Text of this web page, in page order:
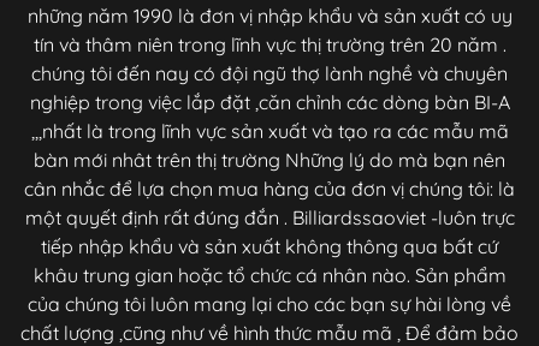
những năm 1990 là đơn vị nhập khẩu và sản xuất có uy
tín và thâm niên trong lĩnh vực thị trường trên 20 năm .
chúng tôi đến nay có đội ngũ thợ lành nghề và chuyên
nghiệp trong việc lắp đặt ,căn chỉnh các dòng bàn BI-A
,,,nhất là trong lĩnh vực sản xuất và tạo ra các mẫu mã
bàn mới nhât trên thị trường Những lý do mà bạn nên
cân nhắc để lựa chọn mua hàng của đơn vị chúng tôi: là
một quyết định rất đúng đắn . Billiardssaoviet -luôn trực
tiếp nhập khẩu và sản xuất không thông qua bất cứ
khâu trung gian hoặc tổ chức cá nhân nào. Sản phẩm
của chúng tôi luôn mang lại cho các bạn sự hài lòng về
chất lượng ,cũng như về hình thức mẫu mã , Để đảm bảo